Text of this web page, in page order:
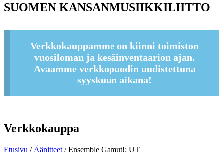
SUOMEN KANSANMUSIIKKILIITTO
Verkkokauppamme on kiinni toimiston
vuosiloman ja kesäinventaarion ajan.
Avaamme verkkopuodin uudistettuna
syyskuun aikana!
Verkkokauppa
Etusivu / Äänitteet / Ensemble Gamut!: UT